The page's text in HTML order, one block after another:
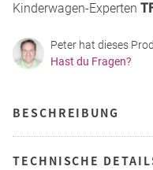
Kinderwagen-Experten
Peter hat dieses
Hast du Fragen?
BESCHREIBUNG
TECHNISCHE